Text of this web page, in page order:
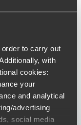
to carry out
with
cookies:
your
and analytical
advertising
social media
confirme ses
et ETI en